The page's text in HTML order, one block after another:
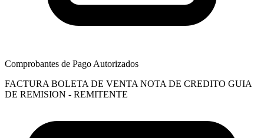
Comprobantes de Pago Autorizados
FACTURA BOLETA DE VENTA NOTA DE CREDITO GUIA
DE REMISION - REMITENTE